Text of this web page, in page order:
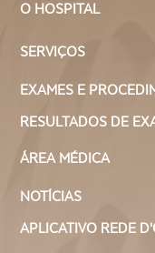
O HOSPITAL
SERVIÇOS
EXAMES E
RESULTADOS DE
ÁREA MÉDICA
NOTÍCIAS
APLICATIVO REDE